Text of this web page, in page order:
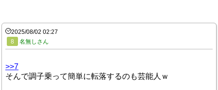
2025/08/02 02:27
8
名無しさん
>>7
そんで調子乗って簡単に転落するのも芸能人ｗ